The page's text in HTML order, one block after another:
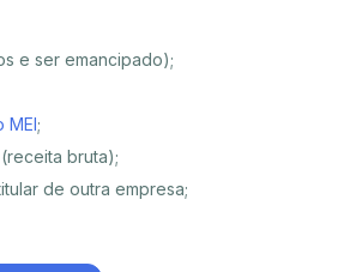
e ser emancipado);
MEI;
bruta);
de outra empresa;